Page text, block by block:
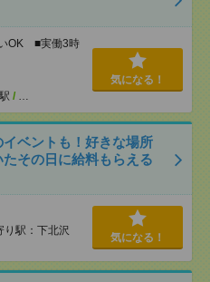
OK ■実働3時
/ …
気になる！
ベントも！好きな場所
その日に給料もらえる
り駅：下北沢
気になる！